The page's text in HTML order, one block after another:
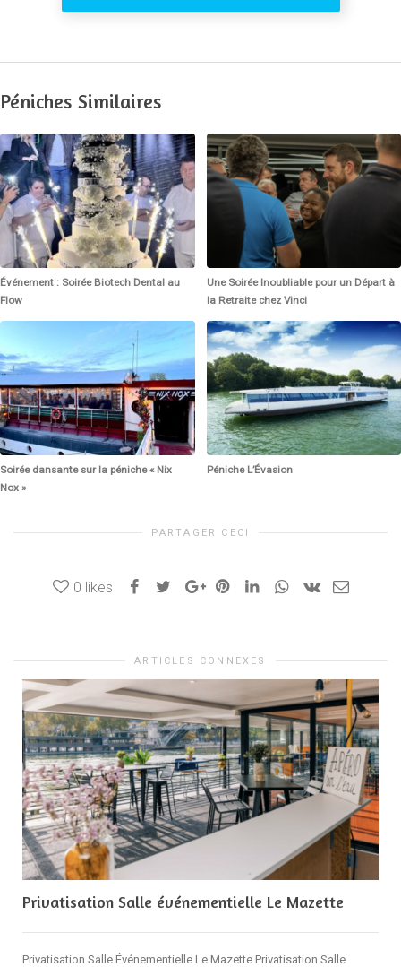
Péniches Similaires
Événement : Soirée Biotech Dental au
Flow
Une Soirée Inoubliable pour un Départ à
la Retraite chez Vinci
Soirée dansante sur la péniche « Nix
Nox »
Péniche L’Évasion
PARTAGER CECI
0 likes
ARTICLES CONNEXES
Privatisation Salle événementielle Le Mazette
Privatisation Salle Événementielle Le Mazette Privatisation Salle